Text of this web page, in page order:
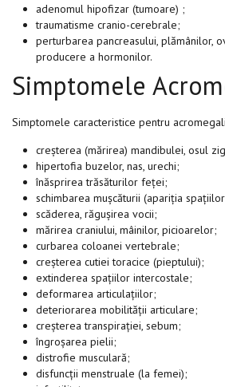
adenomul hipofizar (tumoare) ;
traumatisme cranio-cerebrale;
perturbarea pancreasului, plămânilor,
producere a hormonilor.
Simptomele
Simptomele caracteristice pentru
creșterea (mărirea) mandibulei, osul
hipertofia buzelor, nas, urechi;
înăsprirea trăsăturilor feței;
schimbarea mușcăturii (apariția
scăderea, răgușirea vocii;
mărirea craniului, mâinilor, picioarelor;
curbarea coloanei vertebrale;
creșterea cutiei toracice (pieptului);
extinderea spațiilor intercostale;
deformarea articulațiilor;
deteriorarea mobilității articulare;
creșterea transpirației, sebum;
îngroșarea pielii;
distrofie musculară;
disfuncții menstruale (la femei);